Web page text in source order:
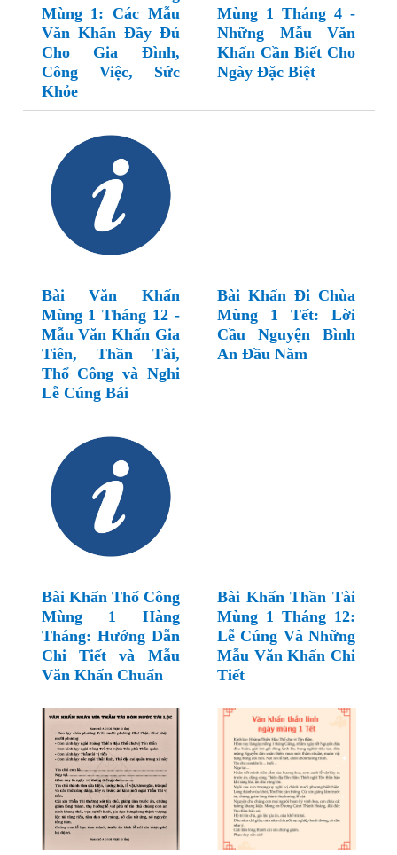
Mùng 1: Các Mẫu
Văn Khấn Đầy Đủ
Cho Gia Đình,
Công Việc, Sức
Khỏe
Mùng 1 Tháng 4 -
Những Mẫu Văn
Khấn Cần Biết Cho
Ngày Đặc Biệt
Bài Văn Khấn
Mùng 1 Tháng 12 -
Mẫu Văn Khấn Gia
Tiên, Thần Tài,
Thổ Công và Nghi
Lễ Cúng Bái
Bài Khấn Đi Chùa
Mùng 1 Tết: Lời
Cầu Nguyện Bình
An Đầu Năm
Bài Khấn Thổ Công
Mùng 1 Hàng
Tháng: Hướng Dẫn
Chi Tiết và Mẫu
Văn Khấn Chuẩn
Bài Khấn Thần Tài
Mùng 1 Tháng 12:
Lễ Cúng Và Những
Mẫu Văn Khấn Chi
Tiết